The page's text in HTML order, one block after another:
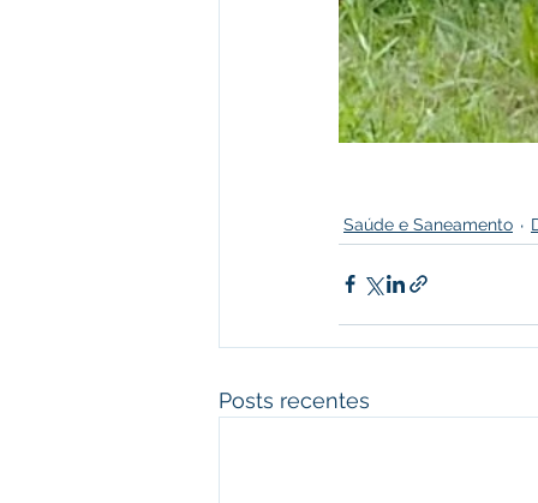
Saúde e Saneamento
Posts recentes